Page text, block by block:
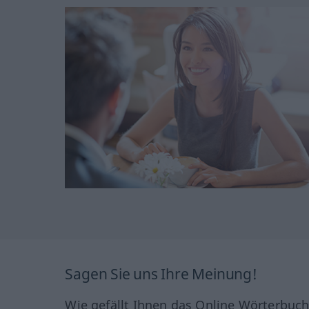
Sagen Sie uns Ihre Meinung!
Wie gefällt Ihnen das Online